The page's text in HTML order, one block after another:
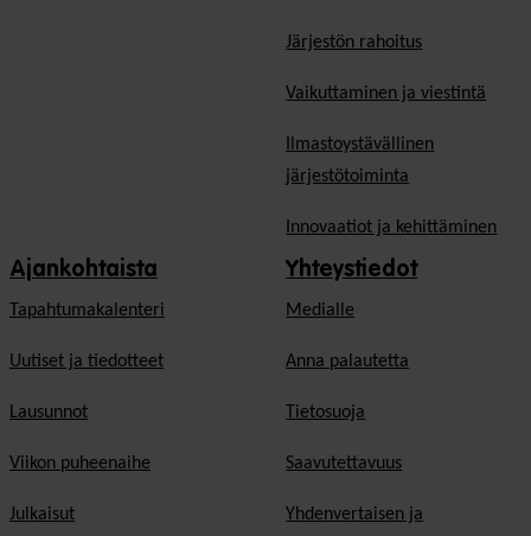
Järjestön rahoitus
Vaikuttaminen ja viestintä
Ilmastoystävällinen
järjestötoiminta
Innovaatiot ja kehittäminen
Ajankohtaista
Tapahtumakalenteri
Uutiset ja tiedotteet
Lausunnot
Viikon puheenaihe
Julkaisut
Yhteystiedot
Medialle
Anna palautetta
Tietosuoja
Saavutettavuus
Yhdenvertaisen ja